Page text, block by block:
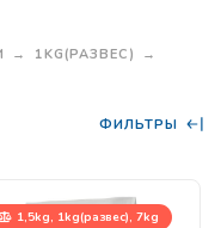
1KG(РАЗВЕС)
ФИЛЬТРЫ
1,5kg, 1kg(развес), 7kg